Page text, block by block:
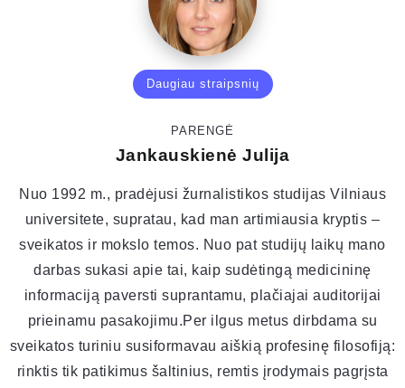
Daugiau straipsnių
PARENGĖ
Jankauskienė Julija
Nuo 1992 m., pradėjusi žurnalistikos studijas Vilniaus
universitete, supratau, kad man artimiausia kryptis –
sveikatos ir mokslo temos. Nuo pat studijų laikų mano
darbas sukasi apie tai, kaip sudėtingą medicininę
informaciją paversti suprantamu, plačiajai auditorijai
prieinamu pasakojimu.Per ilgus metus dirbdama su
sveikatos turiniu susiformavau aiškią profesinę filosofiją:
rinktis tik patikimus šaltinius, remtis įrodymais pagrįsta